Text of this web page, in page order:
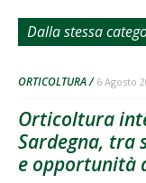
Dalla stessa
ORTICOLTURA 6 Agosto
Orticoltura
Sardegna,
e opportunità